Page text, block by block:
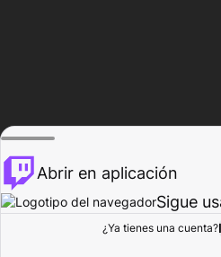
Explorar
Abrir en aplicación
Sigue
¿Ya tienes una cuenta?